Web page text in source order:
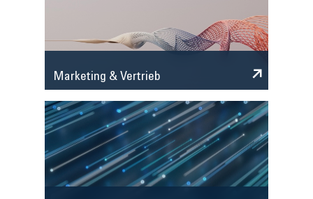
Marketing & Vertrieb